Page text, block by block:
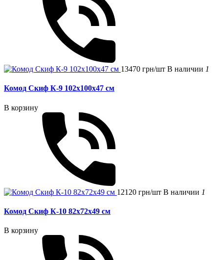
13470 грн/шт В наличии 1
Комод Скиф К-9 102x100x47 см
В корзину
12120 грн/шт В наличии 1
Комод Скиф К-10 82x72x49 см
В корзину